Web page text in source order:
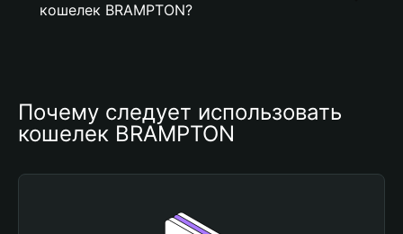
кошелек BRAMPTON?
Почему следует использовать
кошелек BRAMPTON